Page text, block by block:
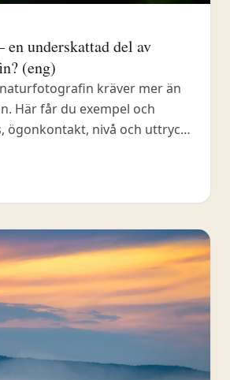
underskattad del av
(eng)
kräver mer än
Här får du exempel och
ögonkontakt, nivå och uttryck